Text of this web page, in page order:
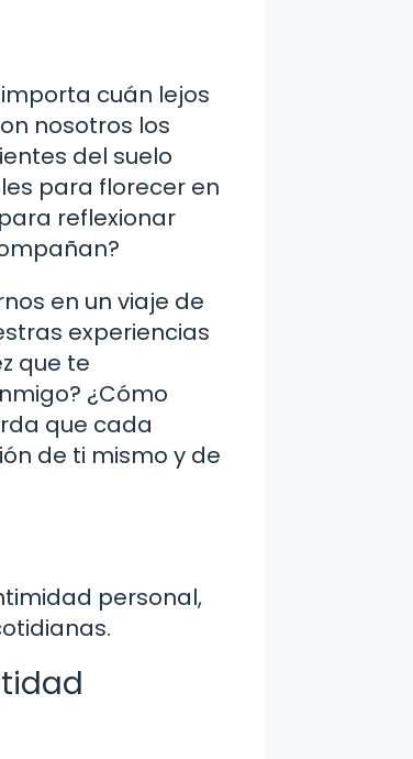
cuán lejos
nosotros los
del suelo
para florecer en
reflexionar
en un viaje de
experiencias
que te
¿Cómo
que cada
de ti mismo y de
personal,